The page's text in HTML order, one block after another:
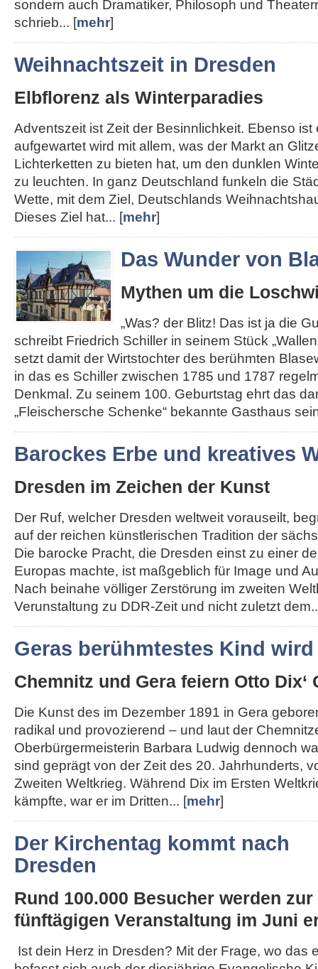
sondern auch Dramatiker, Philosoph und
schrieb... [mehr]
Weihnachtszeit in Dresden
Elbflorenz als Winterparadies
Adventszeit ist Zeit der Besinnlichkeit. Ebenso ist
aufgewartet wird mit allem, was der Markt an
Lichterketten zu bieten hat, um den dunklen
zu leuchten. In ganz Deutschland funkeln die
Wette, mit dem Ziel, Deutschlands
Dieses Ziel hat... [mehr]
Das Wunder von
Mythen um die
„Was? der Blitz! Das ist ja die
schreibt Friedrich Schiller in seinem Stück
setzt damit der Wirtstochter des berühmten
in das es Schiller zwischen 1785 und 1787
Denkmal. Zu seinem 100. Geburtstag ehrt das
„Fleischersche Schenke“ bekannte Gasthaus
Barockes Erbe und kreatives
Dresden im Zeichen der Kunst
Der Ruf, welcher Dresden weltweit vorauseilt,
auf der reichen künstlerischen Tradition der
Die barocke Pracht, die Dresden einst zu einer
Europas machte, ist maßgeblich für Image und
Nach beinahe völliger Zerstörung im zweiten
Verunstaltung zu DDR-Zeit und nicht zuletzt
Geras berühmtestes Kind wird
Chemnitz und Gera feiern Otto Dix‘
Die Kunst des im Dezember 1891 in Gera
radikal und provozierend – und laut der
Oberbürgermeisterin Barbara Ludwig dennoch
sind geprägt von der Zeit des 20. Jahrhunderts,
Zweiten Weltkrieg. Während Dix im Ersten
kämpfte, war er im Dritten... [mehr]
Der Kirchentag kommt nach
Dresden
Rund 100.000 Besucher werden zur
fünftägigen Veranstaltung im Juni
Ist dein Herz in Dresden? Mit der Frage, wo das